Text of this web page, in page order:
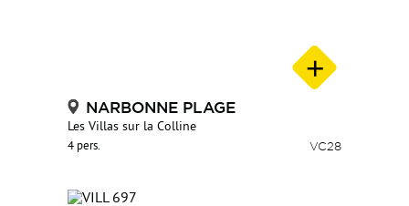
NARBONNE PLAGE
Les Villas sur la Colline
4 pers. VC28